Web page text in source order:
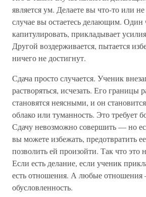
является ум. Делаете вы что-то или
случае вы остаетесь делающим. Один
капитулировать, прикладывает
Другой воздерживается, пытается
ничего не достигнут.
Сдача просто случается. Ученик
растворяться, исчезать. Его границы
становятся неясными, и он
облако или туманность. Это требует
Сдачу невозможно совершить — но
вы можете избежать, предотвратить
позволить ей произойти. Так что это
Если есть делание, если ученик
есть отношения. А любые
обусловленность.